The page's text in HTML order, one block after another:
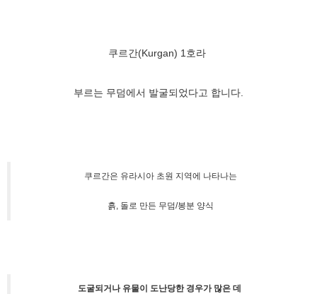
쿠르간(Kurgan) 1호라
부르는 무덤에서 발굴되었다고 합니다.
쿠르간은 유라시아 초원 지역에 나타나는
흙, 돌로 만든 무덤/봉분 양식
도굴되거나 유물이 도난당한 경우가 많은 데